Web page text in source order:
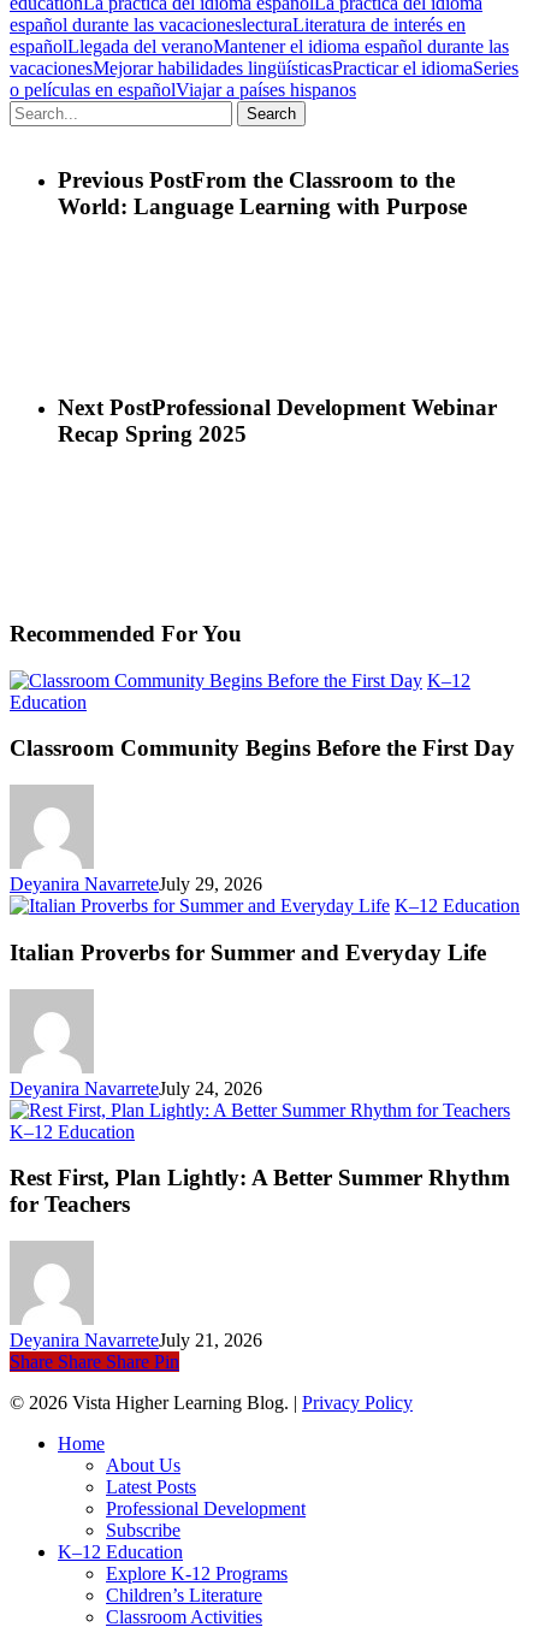
español durante las vacacioneslecturaLiteratura de interés en
españolLlegada del veranoMantener el idioma español durante las
vacacionesMejorar habilidades lingüísticasPracticar el idiomaSeries
o películas en españolViajar a países hispanos
Search
Previous PostFrom the Classroom to the
World: Language Learning with Purpose
Next PostProfessional Development Webinar
Recap Spring 2025
Recommended For You
K–12
Education
Begins
the
Classroom Community Begins Before the First Day
Deyanira NavarreteJuly 29, 2026
K–12 Education
Italian Proverbs for Summer and Everyday Life
Deyanira NavarreteJuly 24, 2026
K–12 Education
Plan
Lightly:
Rest First, Plan Lightly: A Better Summer Rhythm
for Teachers
Deyanira NavarreteJuly 21, 2026
Share Share Share Pin
© 2026 Vista Higher Learning Blog. | Privacy Policy
Close
Home
About Us
Latest Posts
Professional Development
Subscribe
K–12 Education
Explore K-12 Programs
Children’s Literature
Classroom Activities